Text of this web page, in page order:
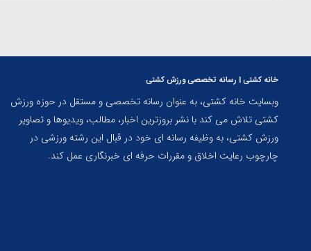
خانه کشتی | رسانه تخصصی ورزش کشتی
وبسایت خانه کشتی، به عنوان رسانه تخصصی و مستقل در حوزه ورزش
کشتی تلاش می کند با نشر بروزترین اخبار، مطالب، ویدیوها و تصاویر
ورزش کشتی، به وظیفه رسانه ای خود در قبال این رشته ورزشی در
چارچوب رعایت اخلاق و مقررات حرفه ای خبرنگاری عمل کند.